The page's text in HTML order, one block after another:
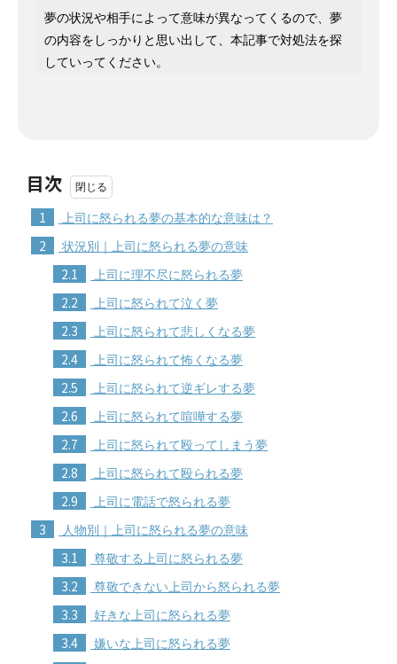
夢の状況や相手によって意味が異なってくるので、夢
の内容をしっかりと思い出して、本記事で対処法を探
していってください。
目次
1 上司に怒られる夢の基本的な意味は？
2 状況別｜上司に怒られる夢の意味
2.1 上司に理不尽に怒られる夢
2.2 上司に怒られて泣く夢
2.3 上司に怒られて悲しくなる夢
2.4 上司に怒られて怖くなる夢
2.5 上司に怒られて逆ギレする夢
2.6 上司に怒られて喧嘩する夢
2.7 上司に怒られて殴ってしまう夢
2.8 上司に怒られて殴られる夢
2.9 上司に電話で怒られる夢
3 人物別｜上司に怒られる夢の意味
3.1 尊敬する上司に怒られる夢
3.2 尊敬できない上司から怒られる夢
3.3 好きな上司に怒られる夢
3.4 嫌いな上司に怒られる夢